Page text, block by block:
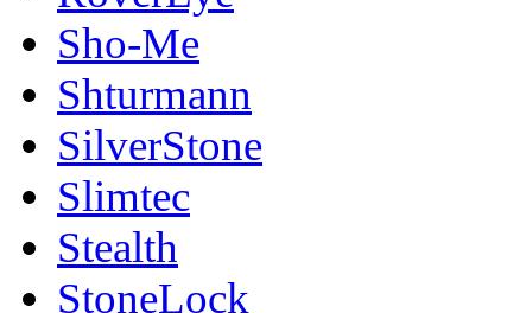
Sho-Me
Shturmann
SilverStone
Slimtec
Stealth
StoneLock